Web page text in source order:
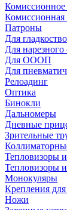
Комиссионная
Патроны
Для
Для
Для ОООП
Для
Релоадинг
Оптика
Бинокли
Дальномеры
Дневные
Зрительные
Тепловизоры
Тепловизоры
Монокуляры
Крепления
Ножи